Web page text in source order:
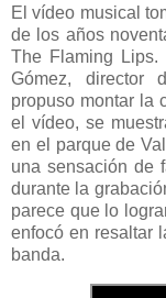
El vídeo musical
de los años
The Flaming Lips.
Gómez, director
propuso montar la
el vídeo, se
en el parque de
una sensación de
durante la
parece que lo
enfocó en resaltar
banda.